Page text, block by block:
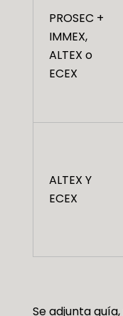
PROSEC +
IMMEX,
ALTEX o
ECEX
ALTEX Y
ECEX
Se adjunta